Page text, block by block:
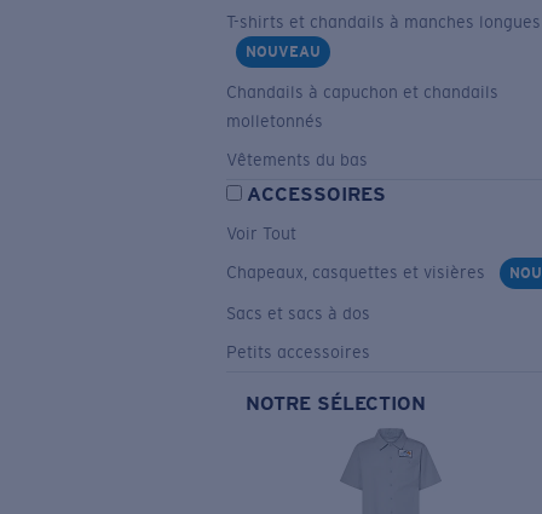
T-shirts et chandails à manches longues
NOUVEAU
Chandails à capuchon et chandails
molletonnés
Vêtements du bas
ACCESSOIRES
Voir Tout
Chapeaux, casquettes et visières
Sacs et sacs à dos
Petits accessoires
NOTRE SÉLECTION